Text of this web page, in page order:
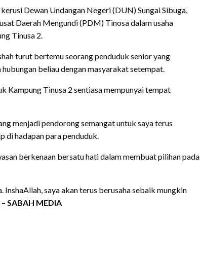
Dewan Undangan Negeri (DUN) Sungai Sibuga,
Daerah Mengundi (PDM) Tinosa dalam usaha
Tinusa 2.
turut bertemu seorang penduduk senior yang
beliau dengan masyarakat setempat.
Kampung Tinusa 2 sentiasa mempunyai tempat
menjadi pendorong semangat untuk saya terus
di hadapan para penduduk.
berkenaan bersatu hati dalam membuat pilihan pada
InshaAllah, saya akan terus berusaha sebaik mungkin
SABAH MEDIA